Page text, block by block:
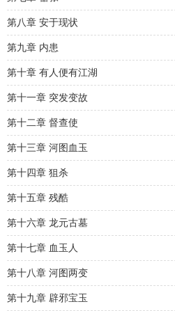
第八章 安于现状
第九章 内患
第十章 有人便有江湖
第十一章 突发变故
第十二章 督查使
第十三章 河图血玉
第十四章 狙杀
第十五章 残酷
第十六章 龙元古墓
第十七章 血玉人
第十八章 河图两变
第十九章 辟邪宝玉